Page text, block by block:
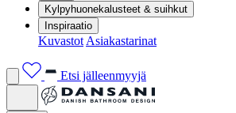
Kylpyhuonekalusteet & suihkut
Inspiraatio
Kuvastot Asiakastarinat
Etsi jälleenmyyjä